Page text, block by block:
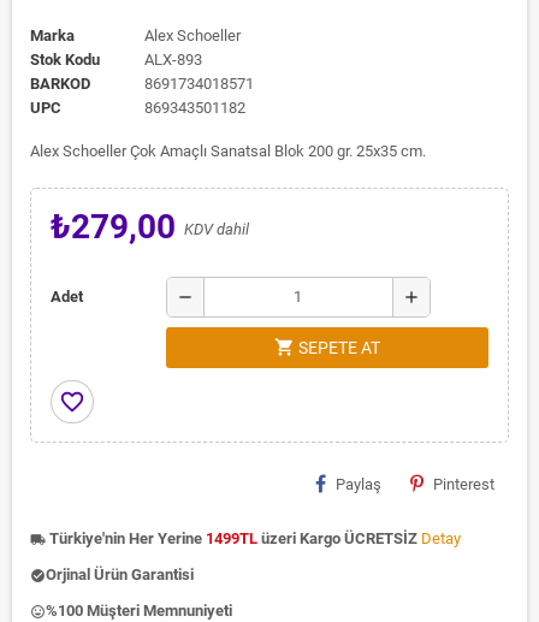
Marka
Alex Schoeller
Stok Kodu
ALX-893
BARKOD
8691734018571
UPC
869343501182
Alex Schoeller Çok Amaçlı Sanatsal Blok 200 gr. 25x35 cm.
₺279,00 KDV dahil
Adet remove add
shopping_cart SEPETE AT
favorite_border
Paylaş Pinterest
local_shipping Türkiye'nin Her Yerine 1499TL üzeri Kargo ÜCRETSİZ Detay
check_circleOrjinal Ürün Garantisi
insert_emoticon%100 Müşteri Memnuniyeti